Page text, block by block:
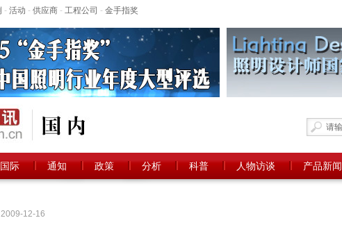
- 活动 - 供应商 - 工程公司 - 金手指奖
国际 通知 政策 分析 科普 人物访谈 产品新闻
12-16